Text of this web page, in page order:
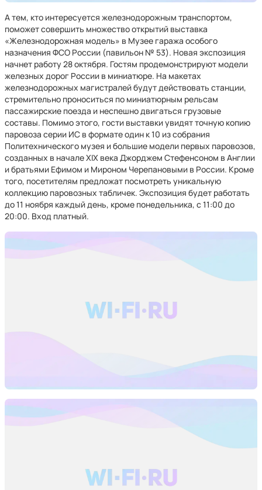
А тем, кто интересуется железнодорожным транспортом,
поможет совершить множество открытий выставка
«Железнодорожная модель» в Музее гаража особого
назначения ФСО России (павильон № 53). Новая экспозиция
начнет работу 28 октября. Гостям продемонстрируют модели
железных дорог России в миниатюре. На макетах
железнодорожных магистралей будут действовать станции,
стремительно проноситься по миниатюрным рельсам
пассажирские поезда и неспешно двигаться грузовые
составы. Помимо этого, гости выставки увидят точную копию
паровоза серии ИС в формате один к 10 из собрания
Политехнического музея и большие модели первых паровозов,
созданных в начале XIX века Джорджем Стефенсоном в Англии
и братьями Ефимом и Мироном Черепановыми в России. Кроме
того, посетителям предложат посмотреть уникальную
коллекцию паровозных табличек. Экспозиция будет работать
до 11 ноября каждый день, кроме понедельника, с 11:00 до
20:00. Вход платный.